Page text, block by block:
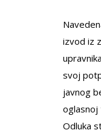
izvod iz
svoj
javnog
oglasnoj
Odluka